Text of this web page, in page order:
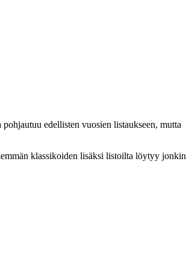
edellisten vuosien listaukseen, mutta
klassikoiden lisäksi listoilta löytyy jonkin